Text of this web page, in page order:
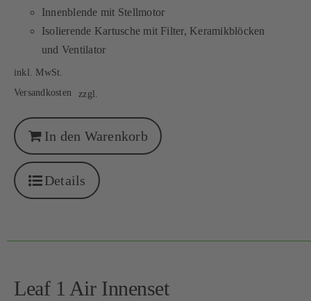
Innenblende mit Stellmotor
Isolierende Kartusche mit Filter, Keramikblöcken
und Ventilator
inkl. MwSt.
zzgl.
Versandkosten
In den Warenkorb
Details
Leaf 1 Air Innenset